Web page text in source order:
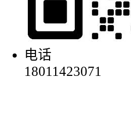
电话
18011423071